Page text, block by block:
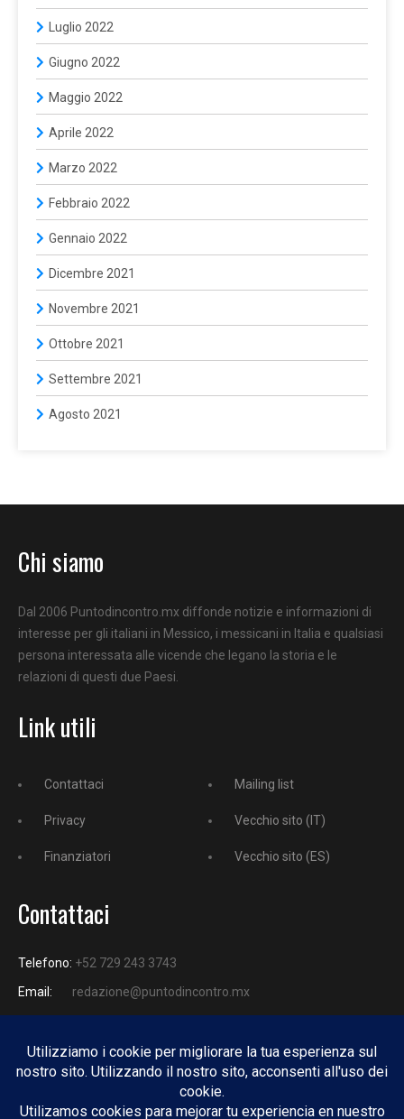
Luglio 2022
Giugno 2022
Maggio 2022
Aprile 2022
Marzo 2022
Febbraio 2022
Gennaio 2022
Dicembre 2021
Novembre 2021
Ottobre 2021
Settembre 2021
Agosto 2021
Chi siamo
Dal 2006 Puntodincontro.mx diffonde notizie e informazioni di
interesse per gli italiani in Messico, i messicani in Italia e qualsiasi
persona interessata alle vicende che legano la storia e le
relazioni di questi due Paesi.
Link utili
Contattaci
Privacy
Finanziatori
Mailing list
Vecchio sito (IT)
Vecchio sito (ES)
Contattaci
Telefono: +52 729 243 3743
Email:
redazione@puntodincontro.mx
PUNTODINCONTRO